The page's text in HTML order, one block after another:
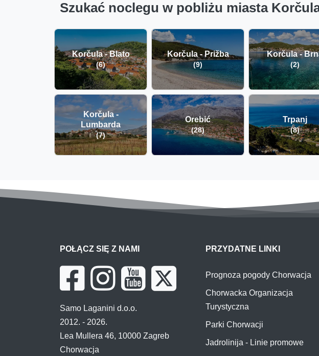
Szukać noclegu w pobliżu miasta
Korčula - Blato
(6)
Korčula - Prižba
(9)
Korčula -
(2)
Korčula -
Lumbarda
(7)
Orebić
(28)
Trpanj
(8)
POŁĄCZ SIĘ Z NAMI
Samo Laganini d.o.o.
2012. - 2026.
Lea Mullera 46, 10000 Zagreb
Chorwacja
PRZYDATNE LINKI
Prognoza pogody Chorwacja
Chorwacka Organizacja
Turystyczna
Parki Chorwacji
Jadrolinija - Linie promowe